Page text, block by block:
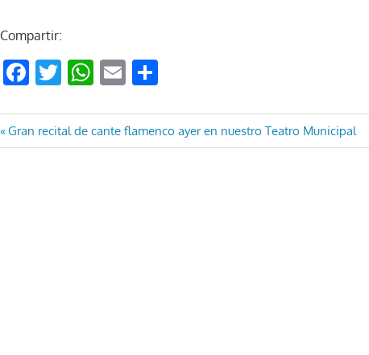
Compartir:
Facebook
Twitter
WhatsApp
Email
Navegación
Entrada
anterior:
Gran recital de cante flamenco ayer en nuestro Teatro Municipal